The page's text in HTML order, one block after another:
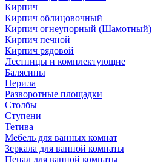
Кирпич
Кирпич облицовочный
Кирпич огнеупорный (Шамотный)
Кирпич печной
Кирпич рядовой
Лестницы и комплектующие
Балясины
Перила
Разворотные площадки
Столбы
Ступени
Тетива
Мебель для ванных комнат
Зеркала для ванной комнаты
Пенал для ванной комнаты